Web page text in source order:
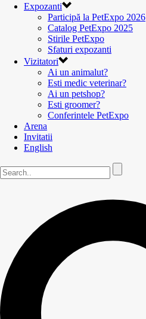
Expozanti
Participă la PetExpo 2026
Catalog PetExpo 2025
Stirile PetExpo
Sfaturi expozanti
Vizitatori
Ai un animalut?
Esti medic veterinar?
Ai un petshop?
Esti groomer?
Conferintele PetExpo
Arena
Invitatii
English